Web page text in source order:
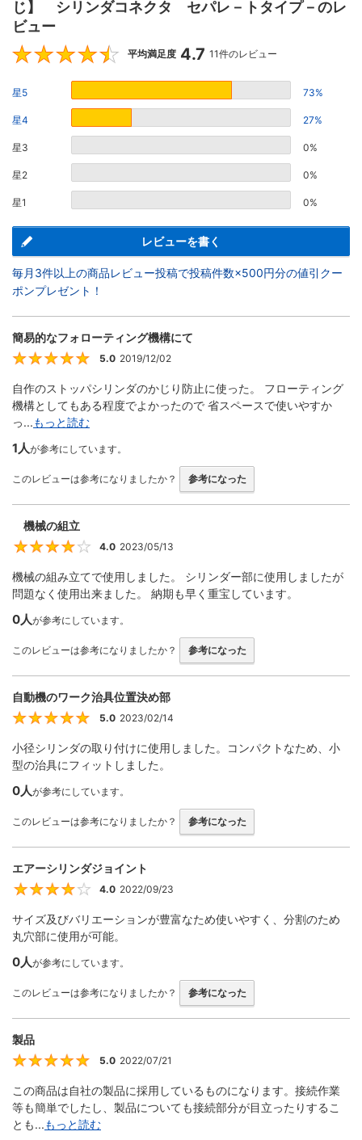
じ】 シリンダコネクタ セパレ－トタイプ－のレ
ビュー
4.7
平均満足度 4.7 11件のレビュー
星5 73%
星4 27%
星3 0%
星2 0%
星1 0%
レビューを書く
毎月3件以上の商品レビュー投稿で投稿件数×500円分の値引クー
ポンプレゼント！
簡易的なフォローティング機構にて
5
5.0 2019/12/02
自作のストッパシリンダのかじり防止に使った。 フローティング
機構としてもある程度でよかったので 省スペースで使いやすか
っ...もっと読む
1人が参考にしています。
このレビューは参考になりましたか？ 参考になった
機械の組立
4
4.0 2023/05/13
機械の組み立てで使用しました。 シリンダー部に使用しましたが
問題なく使用出来ました。 納期も早く重宝しています。
0人が参考にしています。
このレビューは参考になりましたか？ 参考になった
自動機のワーク治具位置決め部
5
5.0 2023/02/14
小径シリンダの取り付けに使用しました。コンパクトなため、小
型の治具にフィットしました。
0人が参考にしています。
このレビューは参考になりましたか？ 参考になった
エアーシリンダジョイント
4
4.0 2022/09/23
サイズ及びバリエーションが豊富なため使いやすく、分割のため
丸穴部に使用が可能。
0人が参考にしています。
このレビューは参考になりましたか？ 参考になった
製品
5.0 2022/07/21
この商品は自社の製品に採用しているものになります。接続作業
等も簡単でしたし、製品についても接続部分が目立ったりするこ
とも...もっと読む